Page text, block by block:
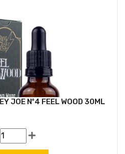
JOE Nº4 FEEL WOOD 30ML